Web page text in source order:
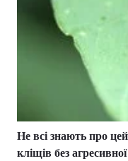
Не всі знають про
кліщів без агресивної